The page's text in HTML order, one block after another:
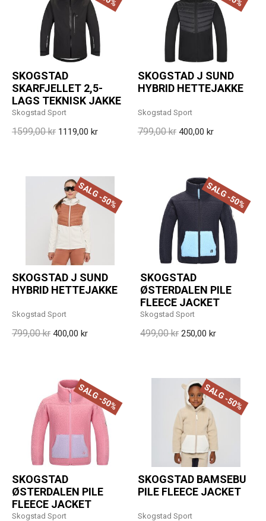
SKOGSTAD
SKARFJELLET 2,5-
LAGS TEKNISK JAKKE
Skogstad Sport
1599,00 kr 1119,00 kr
SKOGSTAD J SUND
HYBRID HETTEJAKKE
Skogstad Sport
799,00 kr 400,00 kr
SKOGSTAD J SUND
HYBRID HETTEJAKKE
Skogstad Sport
799,00 kr 400,00 kr
SALG -50%
SKOGSTAD
ØSTERDALEN PILE
FLEECE JACKET
Skogstad Sport
499,00 kr 250,00 kr
SALG -50%
SKOGSTAD
ØSTERDALEN PILE
FLEECE JACKET
Skogstad Sport
SALG -50%
SKOGSTAD BAMSEBU
PILE FLEECE JACKET
Skogstad Sport
SALG -50%